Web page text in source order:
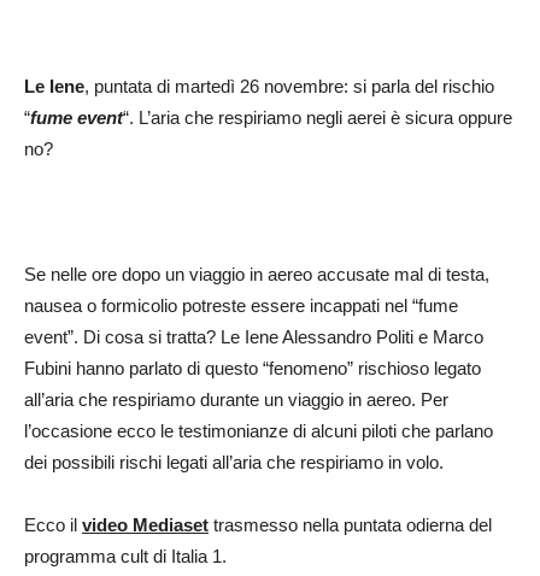
Le Iene, puntata di martedì 26 novembre: si parla del rischio
“fume event“. L’aria che respiriamo negli aerei è sicura oppure
no?
Se nelle ore dopo un viaggio in aereo accusate mal di testa,
nausea o formicolio potreste essere incappati nel “fume
event”. Di cosa si tratta? Le Iene Alessandro Politi e Marco
Fubini hanno parlato di questo “fenomeno” rischioso legato
all’aria che respiriamo durante un viaggio in aereo. Per
l’occasione ecco le testimonianze di alcuni piloti che parlano
dei possibili rischi legati all’aria che respiriamo in volo.
Ecco il video Mediaset trasmesso nella puntata odierna del
programma cult di Italia 1.